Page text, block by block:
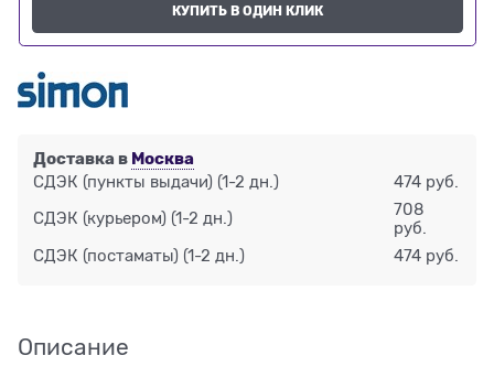
КУПИТЬ В ОДИН КЛИК
Доставка в Москва
СДЭК (пункты выдачи) (1-2 дн.) 474 руб.
СДЭК (курьером) (1-2 дн.)
708
руб.
СДЭК (постаматы) (1-2 дн.) 474 руб.
Описание